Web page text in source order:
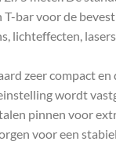
T-bar voor de
lichteffecten,
zeer compact
wordt
pinnen voor
voor een